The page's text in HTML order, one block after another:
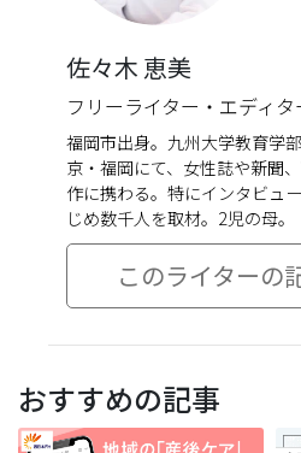
佐々木 恵美
フリーライター・エディタ
福岡市出身。九州大学教育学
京・福岡にて、女性誌や新聞
作に携わる。特にインタビュ
じめ数千人を取材。2児の母。
このライターの
おすすめの記事